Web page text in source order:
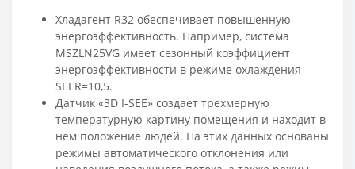
Хладагент R32 обеспечивает повышенную
энергоэффективность. Например, система
MSZLN25VG имеет сезонный коэффициент
энергоэффективности в режиме охлаждения
SEER=10,5.
Датчик «3D I-SEE» создает трехмерную
температурную картину помещения и находит в
нем положение людей. На этих данных основаны
режимы автоматического отклонения или